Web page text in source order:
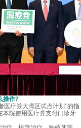
操作?
疗券大湾区试点计划”的指
本院使用医疗券支付门诊牙